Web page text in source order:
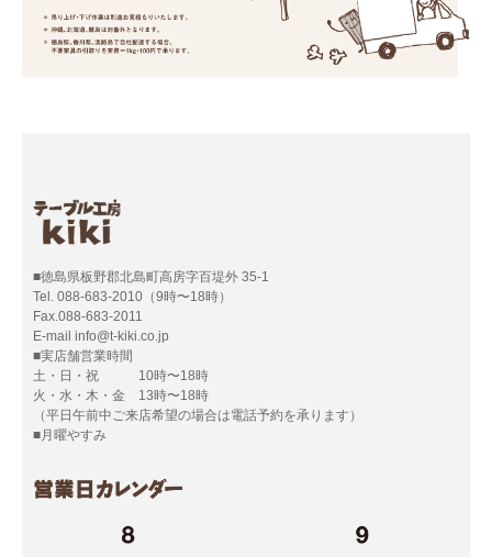
■徳島県板野郡北島町高房字百堤外 35-1
Tel. 088-683-2010（9時〜18時）
Fax.088-683-2011
E-mail info@t-kiki.co.jp
■実店舗営業時間
土・日・祝 10時〜18時
火・水・木・金 13時〜18時
（平日午前中ご来店希望の場合は電話予約を承ります）
■月曜やすみ